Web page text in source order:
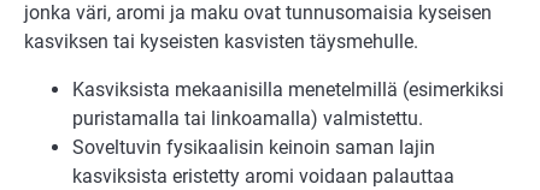
jonka väri, aromi ja maku ovat tunnusomaisia kyseisen
kasviksen tai kyseisten kasvisten täysmehulle.
Kasviksista mekaanisilla menetelmillä (esimerkiksi
puristamalla tai linkoamalla) valmistettu.
Soveltuvin fysikaalisin keinoin saman lajin
kasviksista eristetty aromi voidaan palauttaa